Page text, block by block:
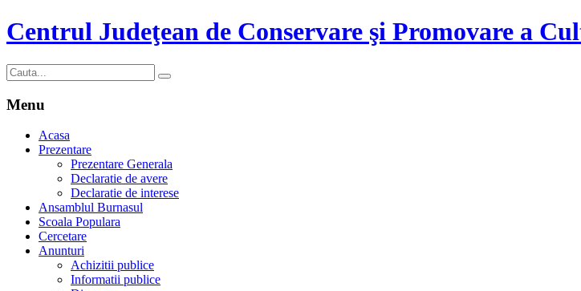
Centrul Judeţean de Conservare şi Promovare a
Menu
Acasa
Prezentare
Prezentare Generala
Declaratie de avere
Declaratie de interese
Ansamblul Burnasul
Scoala Populara
Cercetare
Anunturi
Achizitii publice
Informatii publice